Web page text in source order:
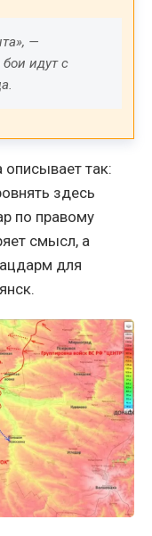
—
бои идут с
так:
здесь
по правому
смысл, а
для